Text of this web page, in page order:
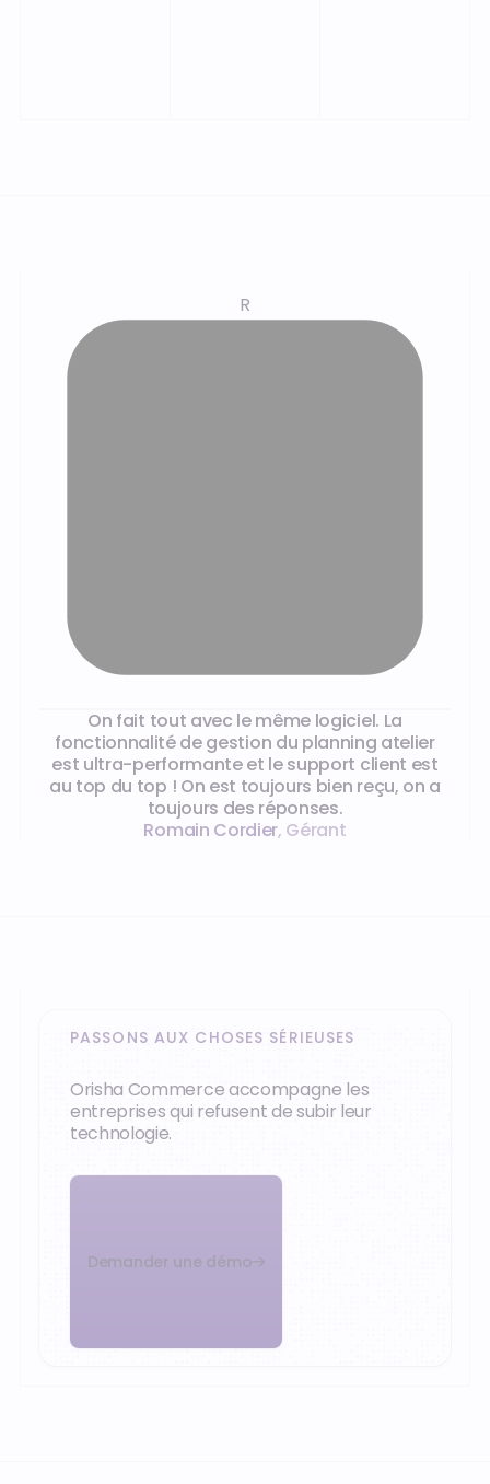
R
On fait tout avec le même logiciel. La
fonctionnalité de gestion du planning atelier
est ultra-performante et le support client est
au top du top ! On est toujours bien reçu, on a
toujours des réponses.
Romain Cordier, Gérant
PASSONS AUX CHOSES SÉRIEUSES
Orisha Commerce accompagne les
entreprises qui refusent de subir leur
technologie.
Demander une démo